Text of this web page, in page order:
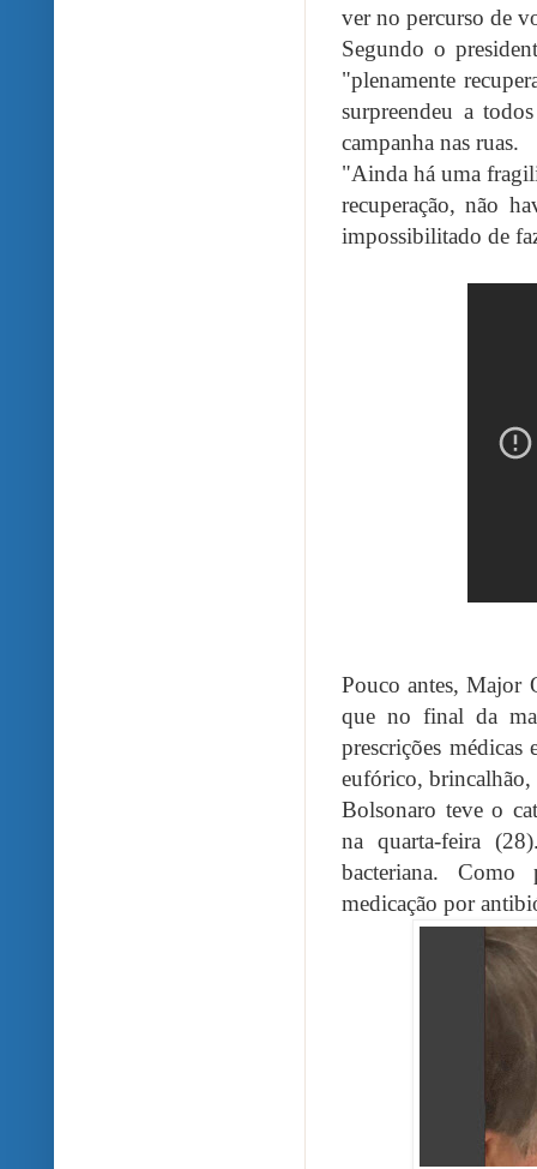
ver no percurso de
Segundo o
"plenamente
surpreendeu a
campanha nas ruas.
"Ainda há uma
recuperação, não
impossibilitado de
Pouco antes, Major
que no final da
prescrições
eufórico, brincalhão,
Bolsonaro teve o
na quarta-feira
bacteriana. Como
medicação por